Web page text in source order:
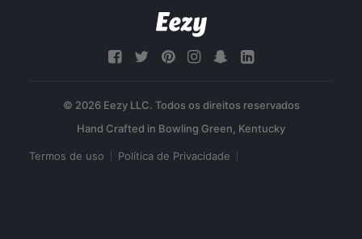
© 2026 Eezy LLC. Todos os direitos reservados
Termos de uso Política de Privacidade